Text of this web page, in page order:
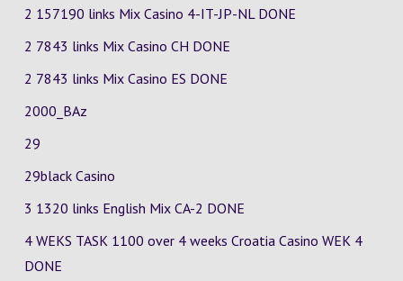
2 157190 links Mix Casino 4-IT-JP-NL DONE
2 7843 links Mix Casino CH DONE
2 7843 links Mix Casino ES DONE
2000_BAz
29
29black Casino
3 1320 links English Mix CA-2 DONE
4 WEKS TASK 1100 over 4 weeks Croatia Casino WEK 4
DONE